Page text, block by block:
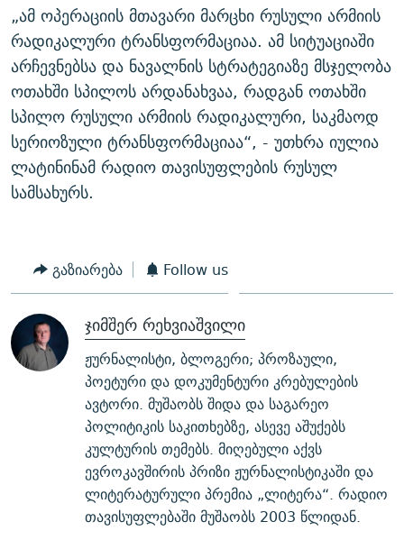
„ამ ოპერაციის მთავარი მარცხი რუსული არმიის
რადიკალური ტრანსფორმაციაა. ამ სიტუაციაში
არჩევნებსა და ნავალნის სტრატეგიაზე მსჯელობა
ოთახში სპილოს არდანახვაა, რადგან ოთახში
სპილო რუსული არმიის რადიკალური, საკმაოდ
სერიოზული ტრანსფორმაციაა“, - უთხრა იულია
ლატინინამ რადიო თავისუფლების რუსულ
სამსახურს.
გაზიარება Follow us
ჯიმშერ რეხვიაშვილი
ჟურნალისტი, ბლოგერი; პროზაული,
პოეტური და დოკუმენტური კრებულების
ავტორი. მუშაობს შიდა და საგარეო
პოლიტიკის საკითხებზე, ასევე აშუქებს
კულტურის თემებს. მიღებული აქვს
ევროკავშირის პრიზი ჟურნალისტიკაში და
ლიტერატურული პრემია „ლიტერა“. რადიო
თავისუფლებაში მუშაობს 2003 წლიდან.